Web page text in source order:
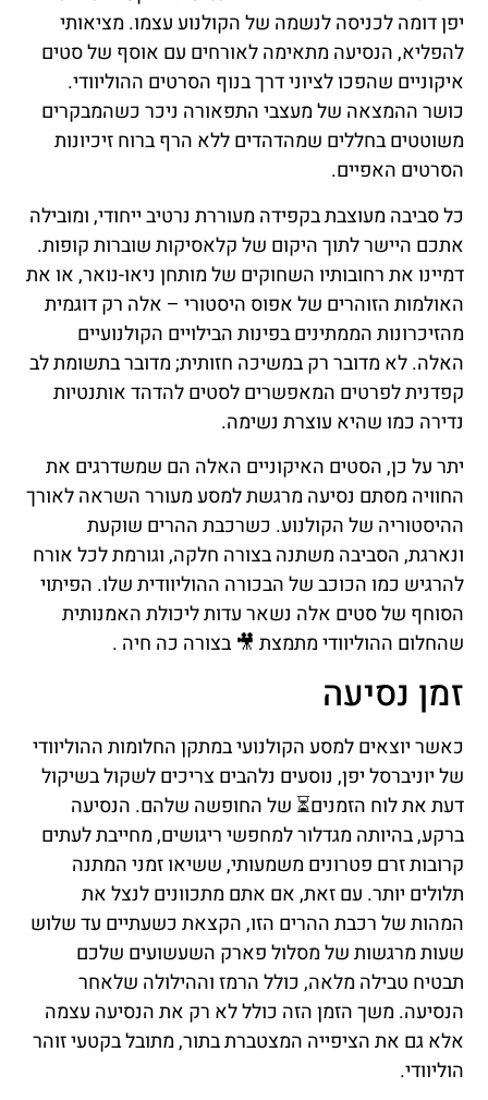
יפן דומה לכניסה לנשמה של הקולנוע עצמו. מציאותי
להפליא, הנסיעה מתאימה לאורחים עם אוסף של סטים
איקוניים שהפכו לציוני דרך בנוף הסרטים ההוליוודי.
כושר ההמצאה של מעצבי התפאורה ניכר כשהמבקרים
משוטטים בחללים שמהדהדים ללא הרף ברוח זיכיונות
הסרטים האפיים.
כל סביבה מעוצבת בקפידה מעוררת נרטיב ייחודי, ומובילה
אתכם היישר לתוך היקום של קלאסיקות שוברות קופות.
דמיינו את רחובותיו השחוקים של מותחן ניאו-נואר, או את
האולמות הזוהרים של אפוס היסטורי – אלה רק דוגמית
מהזיכרונות הממתינים בפינות הבילויים הקולנועיים
האלה. לא מדובר רק במשיכה חזותית; מדובר בתשומת לב
קפדנית לפרטים המאפשרים לסטים להדהד אותנטיות
נדירה כמו שהיא עוצרת נשימה.
יתר על כן, הסטים האיקוניים האלה הם שמשדרגים את
החוויה מסתם נסיעה מרגשת למסע מעורר השראה לאורך
ההיסטוריה של הקולנוע. כשרכבת ההרים שוקעת
ונארגת, הסביבה משתנה בצורה חלקה, וגורמת לכל אורח
להרגיש כמו הכוכב של הבכורה ההוליוודית שלו. הפיתוי
הסוחף של סטים אלה נשאר עדות ליכולת האמנותית
שהחלום ההוליוודי מתמצת 🎥 בצורה כה חיה .
זמן נסיעה
כאשר יוצאים למסע הקולנועי במתקן החלומות ההוליוודי
של יוניברסל יפן, נוסעים נלהבים צריכים לשקול בשיקול
דעת את לוח הזמנים⏳ של החופשה שלהם. הנסיעה
ברקע, בהיותה מגדלור למחפשי ריגושים, מחייבת לעתים
קרובות זרם פטרונים משמעותי, ששיאו זמני המתנה
תלולים יותר. עם זאת, אם אתם מתכוונים לנצל את
המהות של רכבת ההרים הזו, הקצאת כשעתיים עד שלוש
שעות מרגשות של מסלול פארק השעשועים שלכם
תבטיח טבילה מלאה, כולל הרמז וההילולה שלאחר
הנסיעה. משך הזמן הזה כולל לא רק את הנסיעה עצמה
אלא גם את הציפייה המצטברת בתור, מתובל בקטעי זוהר
הוליוודי.